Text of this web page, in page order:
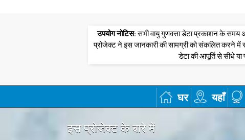
उपयोग नोटिस: सभी वायु गुणवत्ता डेटा प्रकाशन के
प्रोजेक्ट ने इस जानकारी की सामग्री को संकलित करने में
डेटा की आपूर्ति से सीधे या
घर यहाँ
इस प्रोजेक्ट के बारे में